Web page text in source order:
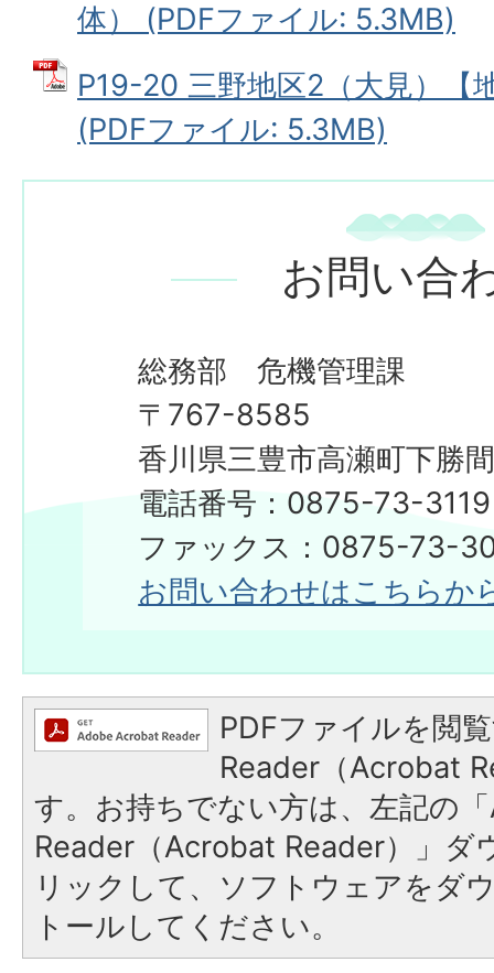
体） (PDFファイル: 5.3MB)
P19-20 三野地区2（大見）【
(PDFファイル: 5.3MB)
お問い合
総務部 危機管理課
〒767-8585
香川県三豊市高瀬町下勝
電話番号：0875-73-3119
ファックス：0875-73-
お問い合わせはこちらか
PDFファイルを閲
Reader（Acrobat
す。お持ちでない方は、左記の
Reader（Acrobat Reader）」ダ
リックして、ソフトウェアをダ
トールしてください。